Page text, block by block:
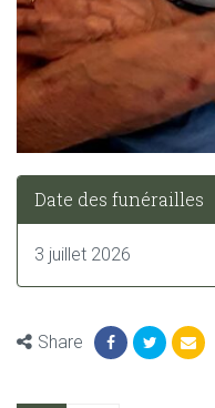
Date des funérailles
3 juillet 2026
Share